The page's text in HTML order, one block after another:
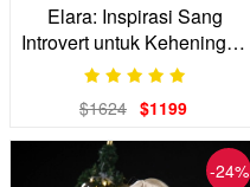
Elara: Inspirasi Sang
Introvert untuk Keheningan
Bersama
$1624 $1199
-24%